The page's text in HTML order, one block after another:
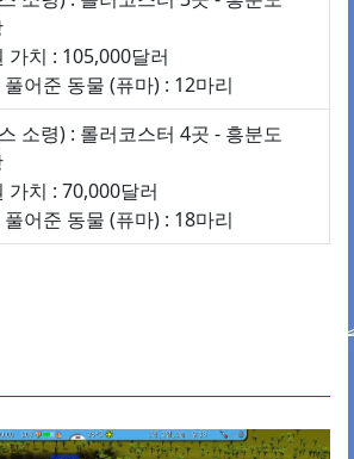
가치 : 105,000달러
어준 동물 (퓨마) : 12마리
소령) : 롤러코스터 4곳 - 흥분도
가치 : 70,000달러
어준 동물 (퓨마) : 18마리